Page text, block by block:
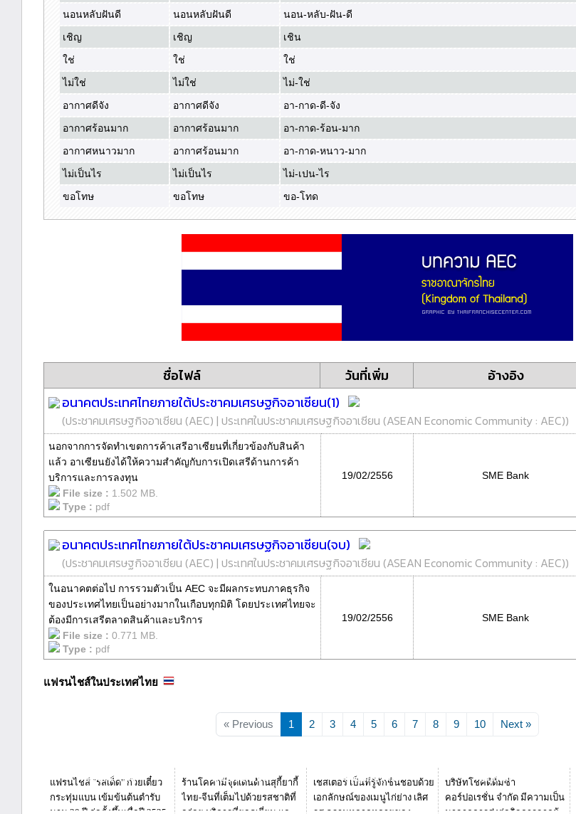
นอนหลับฝันดี
นอนหลับฝันดี
นอน-หลับ-ฝัน-ดี
เชิญ
เชิญ
เชิน
ใช่
ใช่
ใช่
ไม่ใช่
ไม่ใช่
ไม่-ใช่
อากาศดีจัง
อากาศดีจัง
อา-กาด-ดี-จัง
อากาศร้อนมาก
อากาศร้อนมาก
อา-กาด-ร้อน-มาก
อากาศหนาวมาก
อากาศร้อนมาก
อา-กาด-หนาว-มาก
ไม่เป็นไร
ไม่เป็นไร
ไม่-เปน-ไร
ขอโทษ
ขอโทษ ขอ-โทด
ชื่อไฟล์ วันที่เพิ่ม อ้างอิง
อนาคตประเทศไทยภายใต้ประชาคมเศรษฐกิจอาเซียน(1)
(ประชาคมเศรษฐกิจอาเซียน (AEC) | ประเทศในประชาคมเศรษฐกิจอาเซียน (ASEAN Economic Community : AEC))
นอกจากการจัดทำเขตการค้าเสรีอาเซียนที่เกี่ยวข้องกับสินค้า
แล้ว อาเซียนยังได้ให้ความสำคัญกับการเปิดเสรีด้านการค้า
บริการและการลงทุน
File size : 1.502 MB.
Type : pdf
19/02/2556 SME Bank
อนาคตประเทศไทยภายใต้ประชาคมเศรษฐกิจอาเซียน(จบ)
(ประชาคมเศรษฐกิจอาเซียน (AEC) | ประเทศในประชาคมเศรษฐกิจอาเซียน (ASEAN Economic Community : AEC))
ในอนาคตต่อไป การรวมตัวเป็น AEC จะมีผลกระทบภาคธุรกิจ
ของประเทศไทยเป็นอย่างมากในเกือบทุกมิติ โดยประเทศไทยจะ
ต้องมีการเสรีตลาดสินค้าและบริการ
File size : 0.771 MB.
Type : pdf
19/02/2556 SME Bank
แฟรนไชส์ในประเทศไทย
« Previous 1 2 3 4 5 6 7 8 9 10 Next »
Request Info
แฟรนไชส์ "รสเด็ด" ก๋วยเตี๋ยว
กระทุ่มแบน เข้มข้นต้นตำรับ
Request Info
ร้านโคคามีจุดเด่นด้านสุกี้ยากี้
ไทย-จีนที่เต็มไปด้วยรสชาติที่
Request Info
เชสเตอร์ เป็นที่รู้จักชื่นชอบด้วย
เอกลักษณ์ของเมนูไก่ย่าง เลิศ
Request Info
บริษัทโชคดีติ่มซำ
คอร์ปอเรชั่น จำกัด มีความเป็น